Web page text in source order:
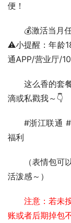
便！
💰激活当月
⚠️小提醒：年龄
通APP/营业厅/
这么香的套
滴或私戳我～👇
#浙江联通
福利
（表情包
活泼感～）
注意：若未
账或者后期掉包